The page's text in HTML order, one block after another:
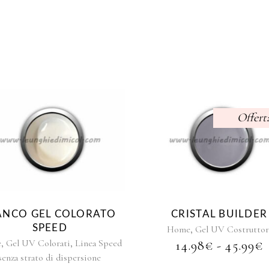
Questo
prodotto
ha
opzioni
possono
essere
scelte
GEL COLORATO
SPEED
, Gel UV Colorati, Linea Speed
strato di dispersione
Questo
prodotto
ha
opzioni
possono
essere
CRISTAL BUILDER
Home, Gel UV
14.98€ - 45.99€